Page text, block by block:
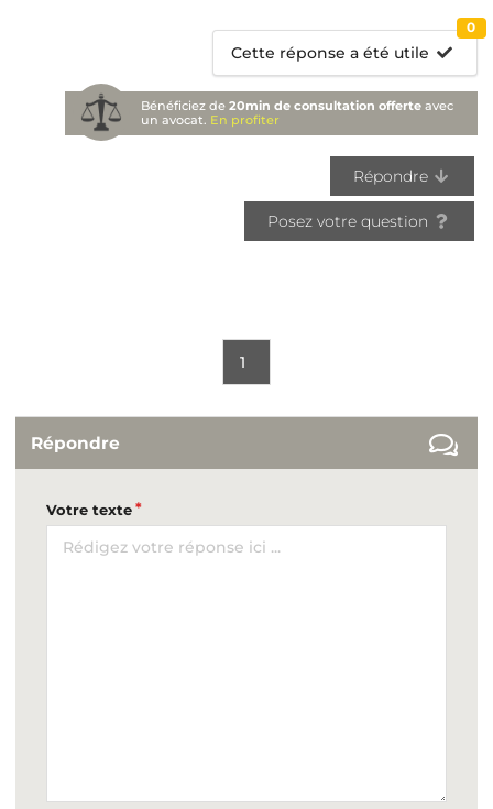
Cette réponse a été utile
0
Bénéficiez de20min de consultation offerte avec
un avocat. En profiter
Répondre
Posez votre question
1
Répondre
Votre texte